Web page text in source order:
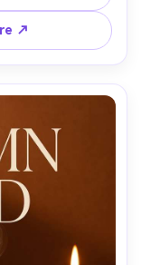
et ombres,
--ar 4:5
↗